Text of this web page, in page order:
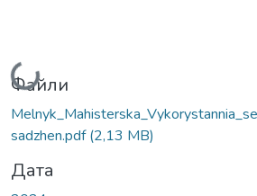
Вантажиться...
Файли
sadzhen.pdf(2,13 MB)
Дата